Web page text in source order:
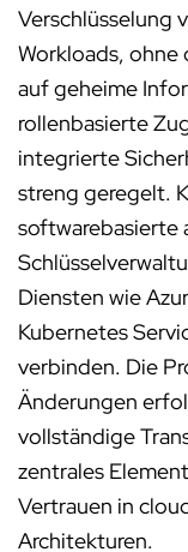
Verschlüsselung
Workloads,
auf geheime
rollenbasierte
integrierte
streng geregelt.
softwarebasierte
Diensten wie
Kubernetes
verbinden. Die
Änderungen
vollständige
zentrales
Vertrauen in
Architekturen.